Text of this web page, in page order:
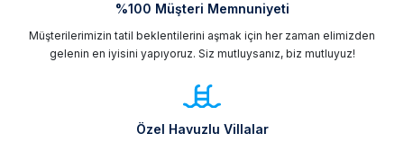
%100 Müşteri Memnuniyeti
Müşterilerimizin tatil beklentilerini aşmak için her zaman elimizden
gelenin en iyisini yapıyoruz. Siz mutluysanız, biz mutluyuz!
Özel Havuzlu Villalar